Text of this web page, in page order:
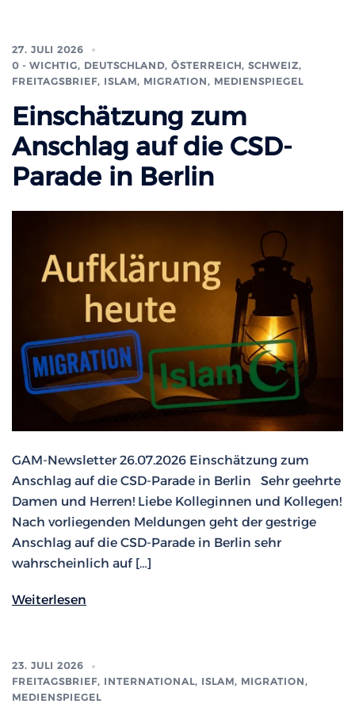
27. JULI 2026
0 - WICHTIG, DEUTSCHLAND, ÖSTERREICH, SCHWEIZ,
FREITAGSBRIEF, ISLAM, MIGRATION, MEDIENSPIEGEL
Einschätzung zum
Anschlag auf die CSD-
Parade in Berlin
GAM-Newsletter 26.07.2026 Einschätzung zum
Anschlag auf die CSD-Parade in Berlin Sehr geehrte
Damen und Herren! Liebe Kolleginnen und Kollegen!
Nach vorliegenden Meldungen geht der gestrige
Anschlag auf die CSD-Parade in Berlin sehr
wahrscheinlich auf […]
Weiterlesen
23. JULI 2026
FREITAGSBRIEF, INTERNATIONAL, ISLAM, MIGRATION,
MEDIENSPIEGEL